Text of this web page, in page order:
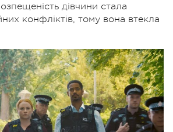
дівчини стала
конфліктів, тому вона втекла